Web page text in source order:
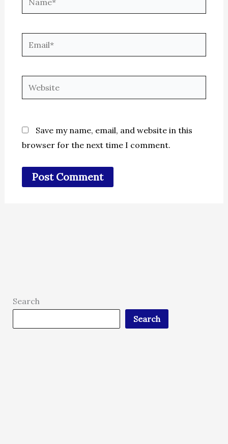
Website
Save my name, email, and website in this
browser for the next time I comment.
Search
Search